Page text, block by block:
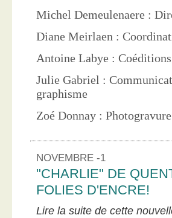
Michel Demeulenaere :
Diane Meirlaen :
Antoine Labye :
Julie Gabriel :
graphisme
Zoé Donnay :
NOVEMBRE -1
"CHARLIE" DE
FOLIES D'ENCRE!
Lire la suite de cette